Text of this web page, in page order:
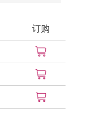
订购